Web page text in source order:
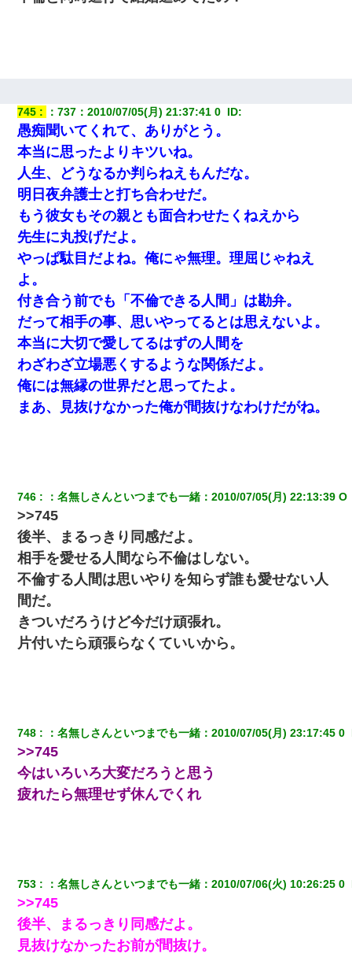
745 ：737 ：2010/07/05(月) 21:37:41 0 ID:
愚痴聞いてくれて、ありがとう。
本当に思ったよりキツいね。
人生、どうなるか判らねえもんだな。
明日夜弁護士と打ち合わせだ。
もう彼女もその親とも面合わせたくねえから
先生に丸投げだよ。
やっぱ駄目だよね。俺にゃ無理。理屈じゃねえ
よ。
付き合う前でも「不倫できる人間」は勘弁。
だって相手の事、思いやってるとは思えないよ。
本当に大切で愛してるはずの人間を
わざわざ立場悪くするような関係だよ。
俺には無縁の世界だと思ってたよ。
まあ、見抜けなかった俺が間抜けなわけだがね。
746 ：名無しさんといつまでも一緒 ：2010/07/05(月) 22:13:39 O
>>745
後半、まるっきり同感だよ。
相手を愛せる人間なら不倫はしない。
不倫する人間は思いやりを知らず誰も愛せない人
間だ。
きついだろうけど今だけ頑張れ。
片付いたら頑張らなくていいから。
748 ：名無しさんといつまでも一緒 ：2010/07/05(月) 23:17:45 0
>>745
今はいろいろ大変だろうと思う
疲れたら無理せず休んでくれ
753 ：名無しさんといつまでも一緒 ：2010/07/06(火) 10:26:25 0
>>745
後半、まるっきり同感だよ。
見抜けなかったお前が間抜け。